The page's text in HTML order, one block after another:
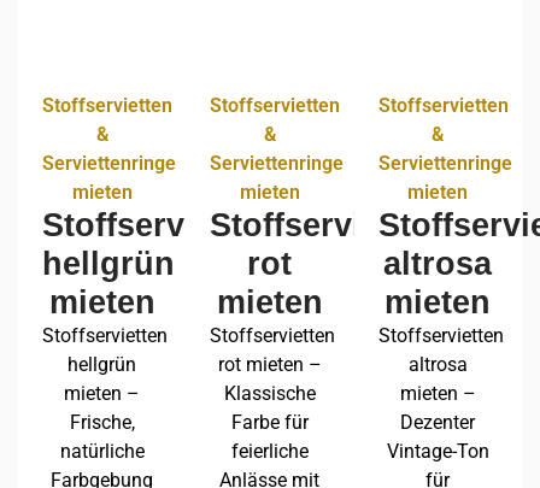
Stoffservietten
&
Serviettenringe
mieten
Stoffservietten
hellgrün
mieten
Stoffservietten
hellgrün
mieten –
Frische,
natürliche
Farbgebung
Stoffservietten
&
Serviettenringe
mieten
Stoffservietten
rot
mieten
Stoffservietten
rot mieten –
Klassische
Farbe für
feierliche
Anlässe mit
Stoffservietten
&
Serviettenringe
mieten
altrosa
mieten
Stoffservietten
altrosa
mieten –
Dezenter
Vintage-Ton
für